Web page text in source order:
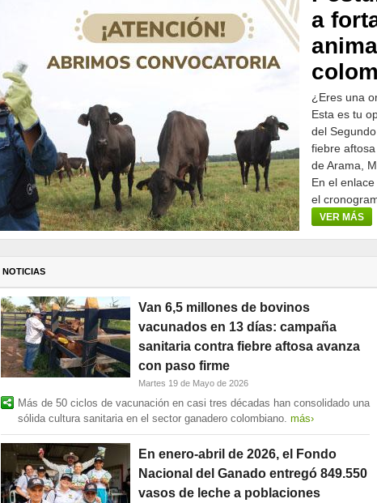
a
¿Eres una
Esta es tu
del
fiebre
de Arama,
En el
el
participar.
VER MÁS
NOTICIAS
Van 6,5 millones de bovinos
vacunados en 13 días: campaña
sanitaria contra fiebre aftosa avanza
con paso firme
Martes 19 de Mayo de 2026
Más de 50 ciclos de vacunación en casi tres décadas han consolidado una
sólida cultura sanitaria en el sector ganadero colombiano. más›
En enero-abril de 2026, el Fondo
Nacional del Ganado entregó 849.550
vasos de leche a poblaciones